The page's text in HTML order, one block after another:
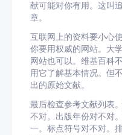
献可能对你有用。这叫
章。
互联网上的资料要小心
你要用权威的网站。大
网站也可以。维基百科
用它了解基本情况。但
出的原始文献。
最后检查参考文献列表
不对。出版年份对不对
一。标点符号对不对。